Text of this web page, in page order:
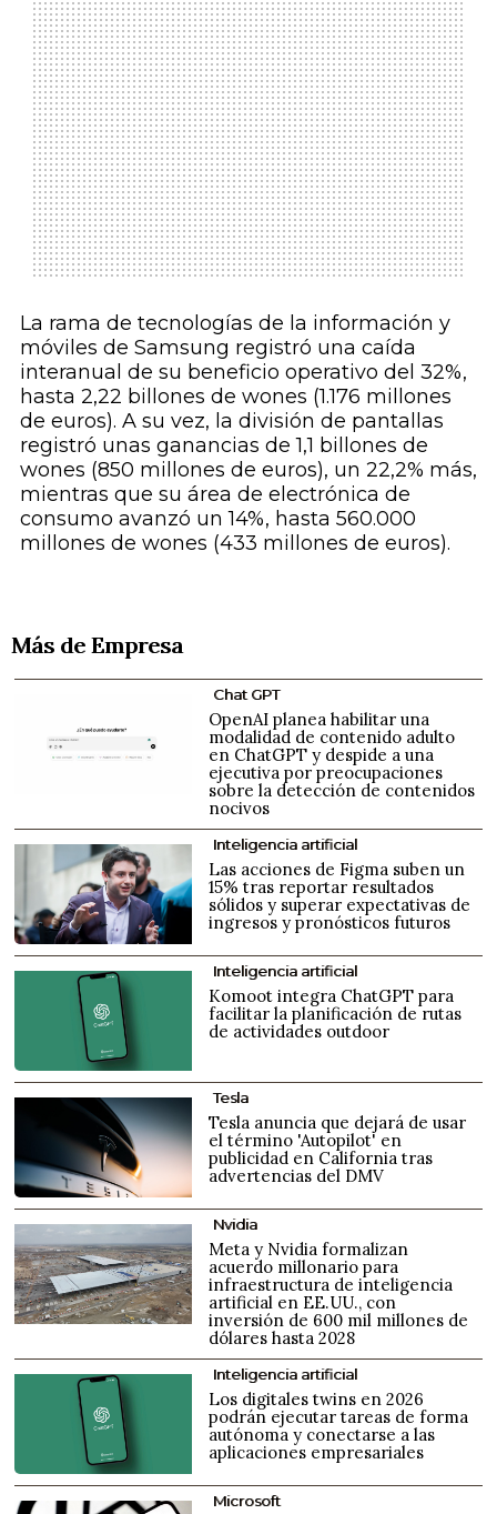
La rama de tecnologías de la información y
móviles de Samsung registró una caída
interanual de su beneficio operativo del 32%,
hasta 2,22 billones de wones (1.176 millones
de euros). A su vez, la división de pantallas
registró unas ganancias de 1,1 billones de
wones (850 millones de euros), un 22,2% más,
mientras que su área de electrónica de
consumo avanzó un 14%, hasta 560.000
millones de wones (433 millones de euros).
Más de Empresa
Chat GPT
OpenAI planea habilitar una
modalidad de contenido adulto
en ChatGPT y despide a una
ejecutiva por preocupaciones
sobre la detección de contenidos
nocivos
Inteligencia artificial
Las acciones de Figma suben un
15% tras reportar resultados
sólidos y superar expectativas de
ingresos y pronósticos futuros
Inteligencia artificial
Komoot integra ChatGPT para
facilitar la planificación de rutas
de actividades outdoor
Tesla
Tesla anuncia que dejará de usar
el término 'Autopilot' en
publicidad en California tras
advertencias del DMV
Nvidia
Meta y Nvidia formalizan
acuerdo millonario para
infraestructura de inteligencia
artificial en EE.UU., con
inversión de 600 mil millones de
dólares hasta 2028
Inteligencia artificial
Los digitales twins en 2026
podrán ejecutar tareas de forma
autónoma y conectarse a las
aplicaciones empresariales
Microsoft